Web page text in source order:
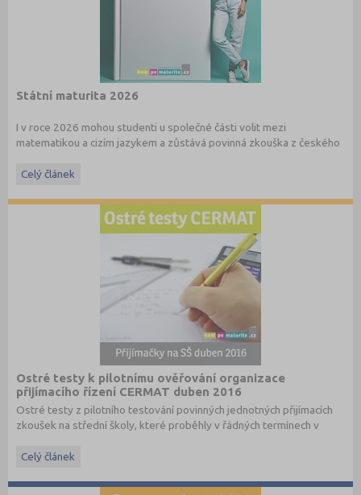
Státní maturita 2026
I v roce 2026 mohou studenti u společné části volit mezi
matematikou a cizím jazykem a zůstává povinná zkouška z českého
informacemi.
Celý článek
Ostré testy k pilotnímu ověřování organizace
přijímacího řízení CERMAT duben 2016
Ostré testy z pilotního testování povinných jednotných přijímacích
zkoušek na střední školy, které proběhly v řádných termínech v
Stáhněte si ostré i ilustrační testy
Celý článek